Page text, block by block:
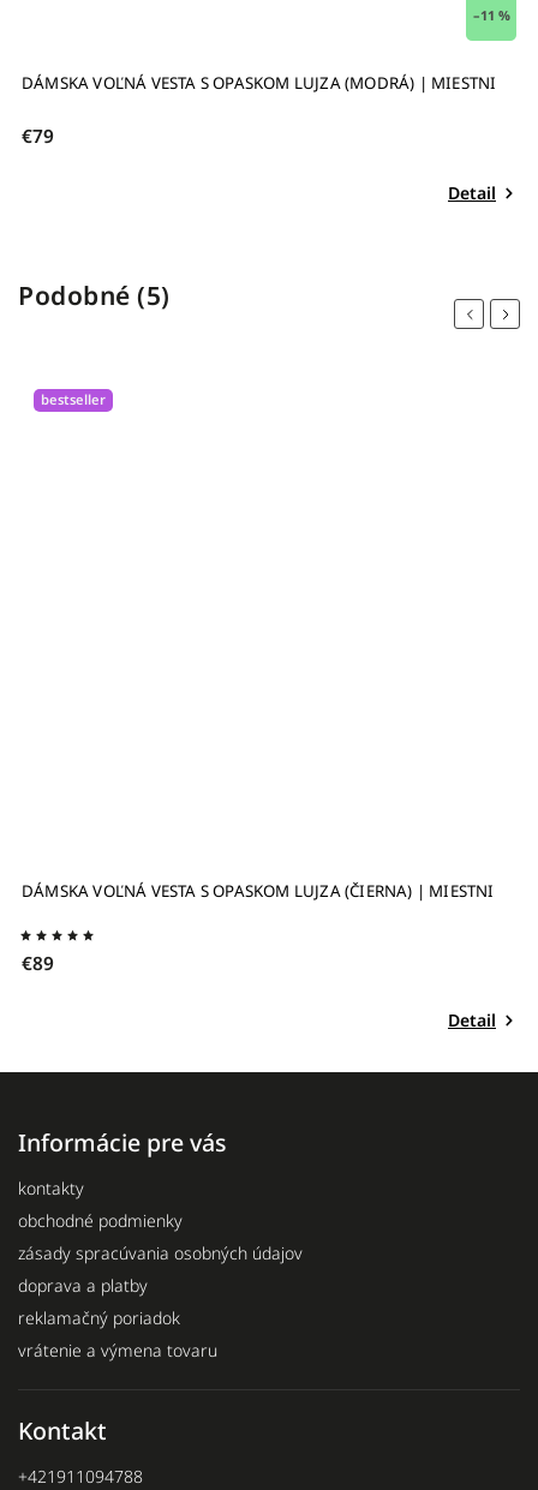
–22 %
VOĽNÉ TEPLÁKOVÉ ŠATY S OPASKOM SANDRA (PETROLEJOVÉ) |
€69
Detail
Podobné (5)
Previous
BAMBUSOVÉ ŠATY S OPASKOM SANDRA (ŠEDÉ) | MIESTNI
€89
Next
Informácie pre vás
kontakty
obchodné podmienky
zásady spracúvania osobných údajov
doprava a platby
reklamačný poriadok
vrátenie a výmena tovaru
Kontakt
+421911094788